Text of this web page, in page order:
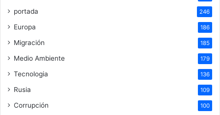
portada 246
Europa 186
Migración 185
Medio Ambiente 179
Tecnologia 136
Rusia 109
Corrupción 100